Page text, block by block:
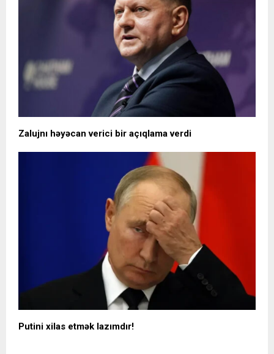
Zalujnı həyəcan verici bir açıqlama verdi
Putini xilas etmək lazımdır!